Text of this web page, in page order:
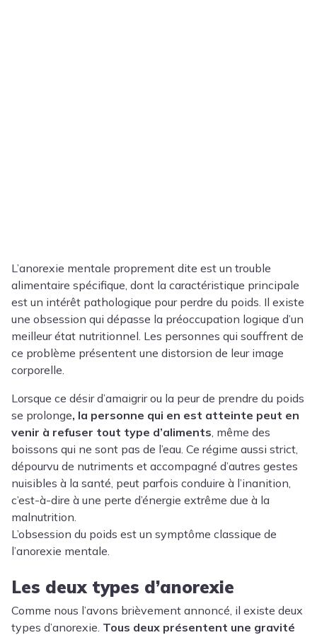
L’anorexie mentale proprement dite est un trouble
alimentaire spécifique, dont la caractéristique principale
est un intérêt pathologique pour perdre du poids. Il existe
une obsession qui dépasse la préoccupation logique d’un
meilleur état nutritionnel. Les personnes qui souffrent de
ce problème présentent une distorsion de leur image
corporelle.
Lorsque ce désir d’amaigrir ou la peur de prendre du poids
se prolonge, la personne qui en est atteinte peut en
venir à refuser tout type d’aliments, même des
boissons qui ne sont pas de l’eau. Ce régime aussi strict,
dépourvu de nutriments et accompagné d’autres gestes
nuisibles à la santé, peut parfois conduire à l’inanition,
c’est-à-dire à une perte d’énergie extrême due à la
malnutrition.
L’obsession du poids est un symptôme classique de
l’anorexie mentale.
Les deux types d’anorexie
Comme nous l’avons brièvement annoncé, il existe deux
types d’anorexie. Tous deux présentent une gravité